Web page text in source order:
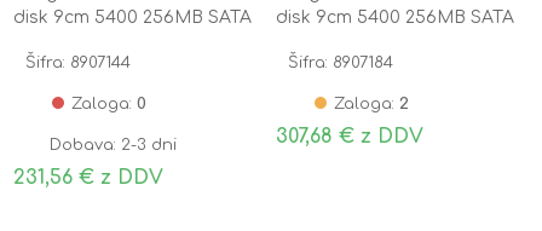
disk 9cm 5400 256MB SATA
Šifra: 8907144
Zaloga: 0
Dobava: 2-3 dni
231,56 € z DDV
disk 9cm 5400 256MB SATA
Šifra: 8907184
Zaloga: 2
307,68 € z DDV